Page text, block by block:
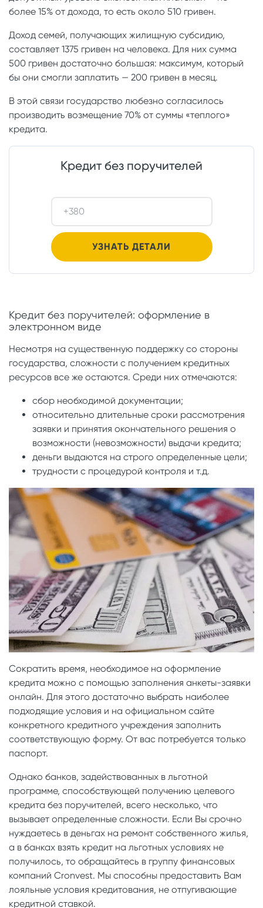
более 15% от дохода, то есть около 510 гривен.
Доход семей, получающих жилищную субсидию,
составляет 1375 гривен на человека. Для них сумма
500 гривен достаточно большая: максимум, который
бы они смогли заплатить — 200 гривен в месяц.
В этой связи государство любезно согласилось
производить возмещение 70% от суммы «теплого»
кредита.
Кредит без поручителей
Кредит без поручителей: оформление в
электронном виде
Несмотря на существенную поддержку со стороны
государства, сложности с получением кредитных
ресурсов все же остаются. Среди них отмечаются:
сбор необходимой документации;
относительно длительные сроки рассмотрения
заявки и принятия окончательного решения о
возможности (невозможности) выдачи кредита;
деньги выдаются на строго определенные цели;
трудности с процедурой контроля и т.д.
Сократить время, необходимое на оформление
кредита можно с помощью заполнения анкеты-заявки
онлайн. Для этого достаточно выбрать наиболее
подходящие условия и на официальном сайте
конкретного кредитного учреждения заполнить
соответствующую форму. От вас потребуется только
паспорт.
Однако банков, задействованных в льготной
программе, способствующей получению целевого
кредита без поручителей, всего несколько, что
вызывает определенные сложности. Если Вы срочно
нуждаетесь в деньгах на ремонт собственного жилья,
а в банках взять кредит на льготных условиях не
получилось, то обращайтесь в группу финансовых
компаний Cronvest. Мы способны предоставить Вам
лояльные условия кредитования, не отпугивающие
кредитной ставкой.